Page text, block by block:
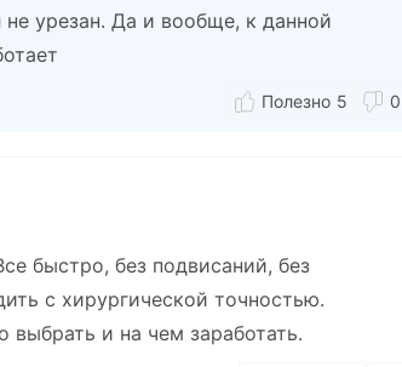
урезан. Да и вообще, к данной
5 0
быстро, без подвисаний, без
с хирургической точностью.
выбрать и на чем заработать.